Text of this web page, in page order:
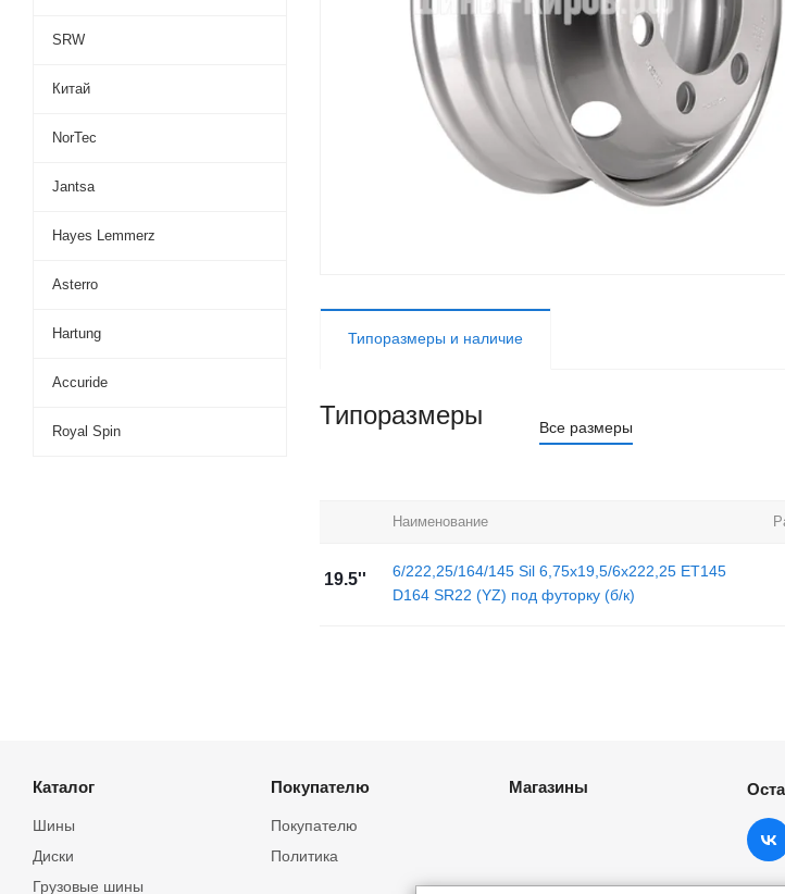
Типоразмеры и наличие
Типоразмеры Все размеры
Наименование
19.5''
6/222,25/164/145 Sil 6,75x19,5/6x222,25 ET145
D164 SR22 (YZ) под футорку (б/к)
SRW
Китай
NorTec
Jantsa
Hayes Lemmerz
Asterro
Hartung
Accuride
Royal Spin
Каталог
Шины
Грузовые шины
Диски
Покупателю
Покупателю
Политика
Магазины